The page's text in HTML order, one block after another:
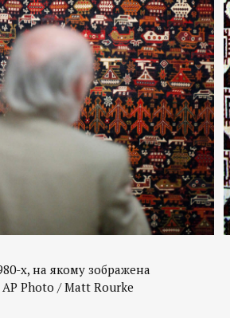
х, на якому зображена
Photo / Matt Rourke